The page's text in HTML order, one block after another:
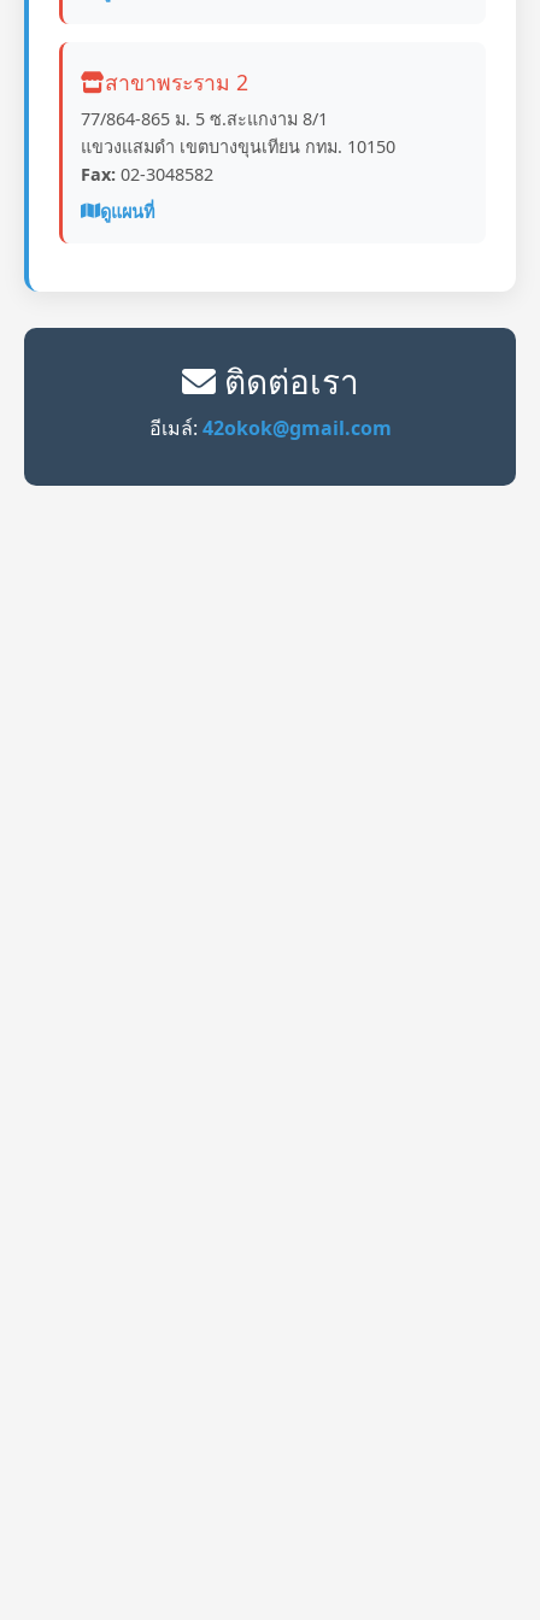
สาขาพระราม 2
77/864-865 ม. 5 ซ.สะแกงาม 8/1
แขวงแสมดำ เขตบางขุนเทียน กทม. 10150
Fax: 02-3048582
ดูแผนที่
ติดต่อเรา
อีเมล์: 42okok@gmail.com